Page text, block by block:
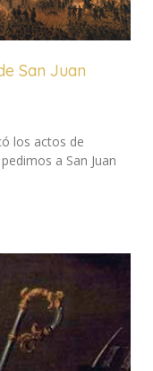
San Juan
los actos de
a San Juan